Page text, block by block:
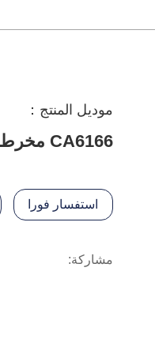
موديل المنتج：
CA6166 مخرطة عامة
استفسار فورا
مشاركة: